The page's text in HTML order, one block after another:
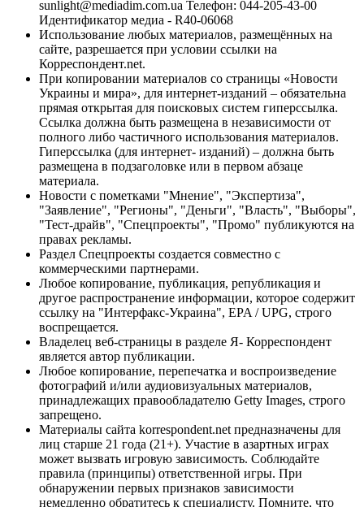
sunlight@mediadim.com.ua Телефон: 044-205-43-00
Идентификатор медиа - R40-06068
Использование любых материалов, размещённых на
сайте, разрешается при условии ссылки на
Корреспондент.net.
При копировании материалов со страницы «Новости
Украины и мира», для интернет-изданий – обязательна
прямая открытая для поисковых систем гиперссылка.
Ссылка должна быть размещена в независимости от
полного либо частичного использования материалов.
Гиперссылка (для интернет- изданий) – должна быть
размещена в подзаголовке или в первом абзаце
материала.
Новости с пометками "Мнение", "Экспертиза",
"Заявление", "Регионы", "Деньги", "Власть", "Выборы",
"Тест-драйв", "Спецпроекты", "Промо" публикуются на
правах рекламы.
Раздел Спецпроекты создается совместно с
коммерческими партнерами.
Любое копирование, публикация, републикация и
другое распространение информации, которое содержит
ссылку на "Интерфакс-Украина", EPA / UPG, строго
воспрещается.
Владелец веб-страницы в разделе Я- Корреспондент
является автор публикации.
Любое копирование, перепечатка и воспроизведение
фотографий и/или аудиовизуальных материалов,
принадлежащих правообладателю Getty Images, строго
запрещено.
Материалы сайта korrespondent.net предназначены для
лиц старше 21 года (21+). Участие в азартных играх
может вызвать игровую зависимость. Соблюдайте
правила (принципы) ответственной игры. При
обнаружении первых признаков зависимости
немедленно обратитесь к специалисту. Помните, что